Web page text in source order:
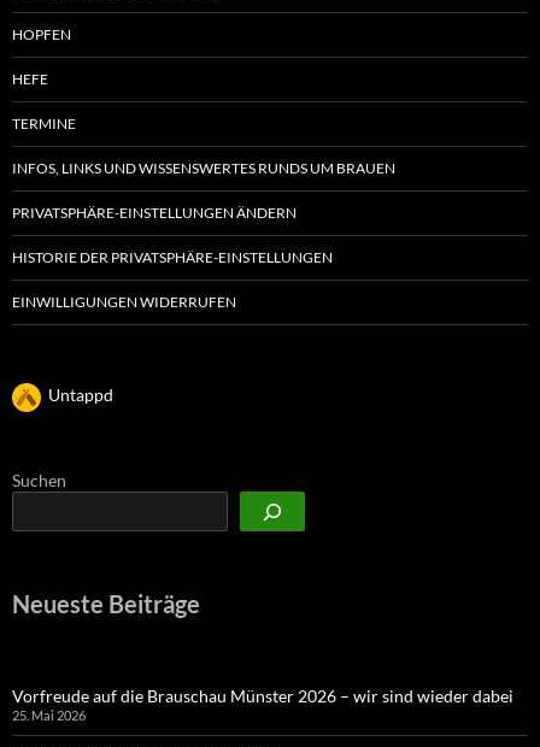
HOPFEN
HEFE
TERMINE
INFOS, LINKS UND WISSENSWERTES RUNDS UM BRAUEN
PRIVATSPHÄRE-EINSTELLUNGEN ÄNDERN
HISTORIE DER PRIVATSPHÄRE-EINSTELLUNGEN
EINWILLIGUNGEN WIDERRUFEN
Untappd
Suchen
Neueste Beiträge
Vorfreude auf die Brauschau Münster 2026 – wir sind wieder dabei
25. Mai 2026